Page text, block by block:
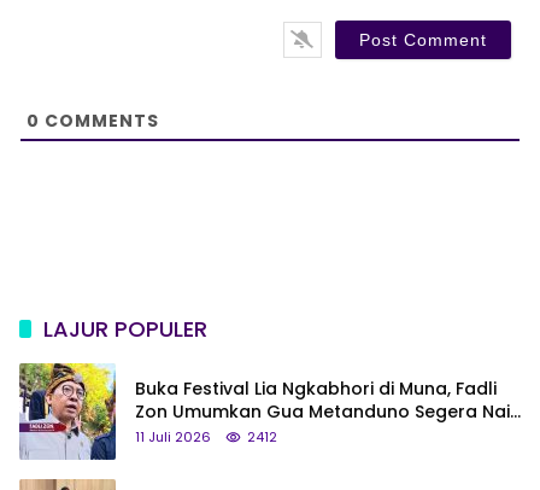
0 COMMENTS
LAJUR POPULER
Buka Festival Lia Ngkabhori di Muna, Fadli
Zon Umumkan Gua Metanduno Segera Naik
Status Jadi Cagar Budaya Nasional
11 Juli 2026 2412